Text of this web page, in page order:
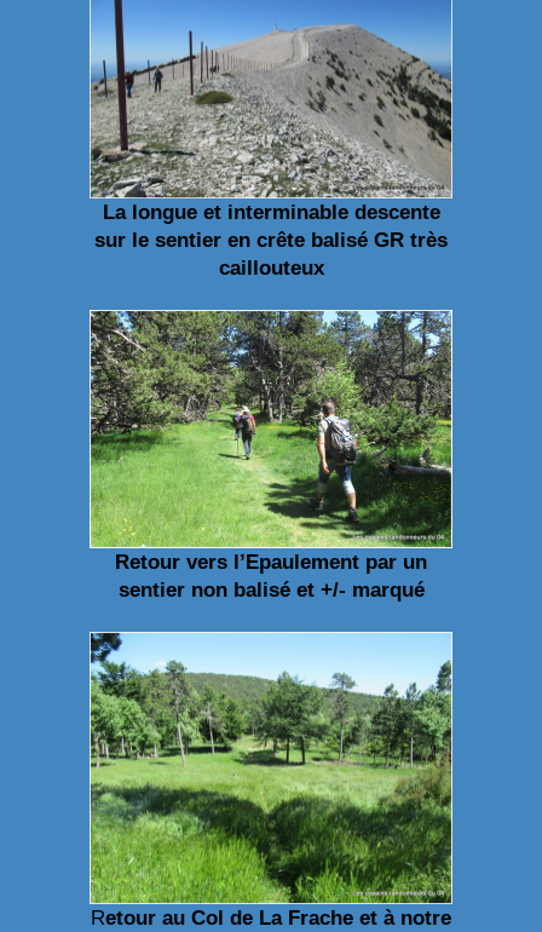
La longue et interminable descente
sur le sentier en crête balisé GR très
caillouteux
Retour vers l’Epaulement par un
sentier non balisé et +/- marqué
Retour au Col de La Frache et à notre